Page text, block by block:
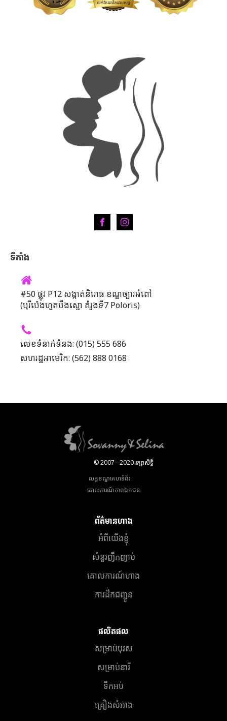
ទីតាំង
#50 ផ្លូវ P12 សង្កាត់និរោធ ខណ្ឌច្បារអំពៅ
(បុរីប៉េងហួតបឹងស្នោ គំរូងទី7 Poloris)
លេខទំនាក់ទំនង: (015) 555 686
សហរដ្ឋអាមេរិក: (562) 888 0168
© 2007 - 2020 រក្សាសិទ្ធិ
លក្ខខណ្ឌគេហទំព័រ
គោលការណ៍​ភាព​ឯកជន
ព័ត៌មានហាង
អំពីយើងខ្ញុំ
សំនួរញឹកញាប់
គោលការណ៍ហាង
ការដឹកជញ្ជូន
ផលិតផល
សម្រាប់បុរស
សម្រាប់នារី
ទឹកអប់
គ្រឿងសំអាង